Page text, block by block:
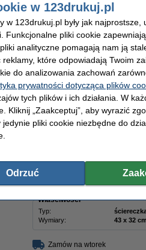
Typ:
1 059,00 zł
drukarki laserowej
Opis
Ściereczka przyciąga proszek
rozprowadza zabrudzenia, ta
Aby uzyskać najlepsze
trudnego do usunięcia proszku
Uwaga: nie dopuść do kontaktu
Właściwości
Typ:
Wymiary:
43 x 32 cm
Zamów na wtorek
w 123drukuj.pl
w 123drukuj.pl były jak
Funkcjonalne pliki cookie zapewniają
analityczne pomagają nam ją
reklamy, które odpowiadają Twoim
do analizowania zachowań
prywatności dotycząca plików
tych plików i ich działania. W
Kliknij „Zaakceptuj”, aby wyrazić
jedynie pliki cookie niezbędne do
Odrzuć